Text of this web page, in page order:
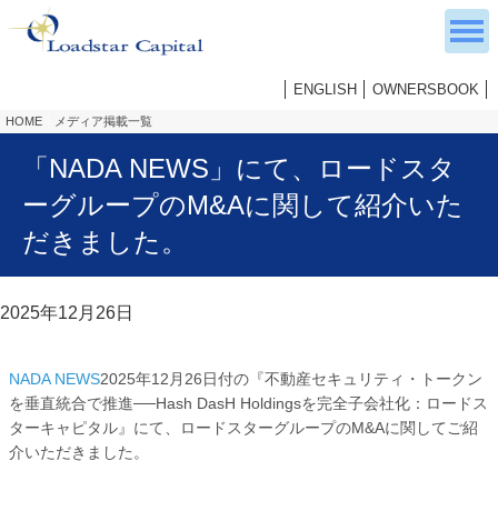
ENGLISH OWNERSBOOK
HOME メディア掲載一覧
「NADA NEWS」にて、ロードスタ
ーグループのM&Aに関して紹介いた
だきました。
2025年12月26日
NADA NEWS2025年12月26日付の『不動産セキュリティ・トークン
を垂直統合で推進──Hash DasH Holdingsを完全子会社化：ロードス
ターキャピタル』にて、ロードスターグループのM&Aに関してご紹
介いただきました。